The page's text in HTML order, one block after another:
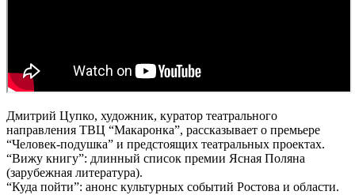
Дмитрий Цупко, художник, куратор театрального
направления ТВЦ “Макаронка”, рассказывает о премьере
“Человек-подушка” и предстоящих театральных проектах.
“Вижу книгу”: длинный список премии Ясная Поляна
(зарубежная литература).
“Куда пойти”: анонс культурных событий Ростова и области.